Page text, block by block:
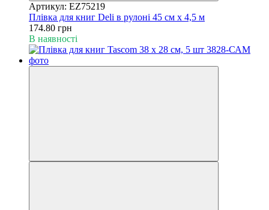
Артикул: EZ75219
Плівка для книг Deli в рулонi 45 см х 4,5 м
174.80 грн
В наявності